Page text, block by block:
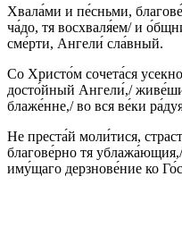
Хвала́ми и пе́сньми,
ча́до, тя восхваля́ем/ и
сме́рти, Ангели́ сла́вный.
Со Христо́м сочета́ся
досто́йный Ангели́,/
блаже́нне,/ во вся ве́ки
Не преста́й моли́тися,
благове́рно тя
иму́щаго дерзнове́ние ко